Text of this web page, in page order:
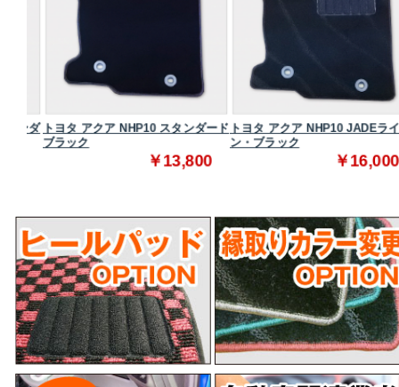
トヨタ アクア NHP10 スタンダード
ブラック
￥13,800
トヨタ アクア NHP10 JADEライ
ン・ブラック
￥16,000